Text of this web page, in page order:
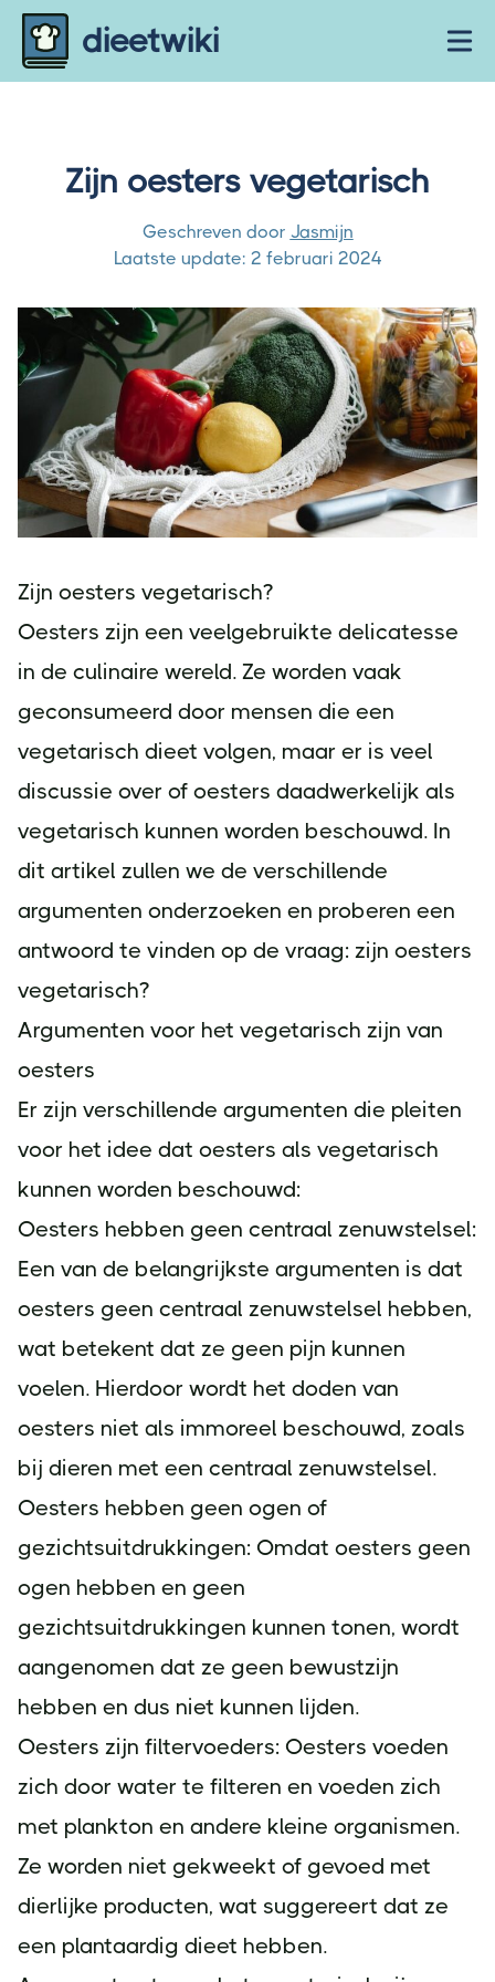
Skip to content
dieetwiki
Zijn oesters vegetarisch
Geschreven door Jasmijn
Laatste update: 2 februari 2024
Zijn oesters vegetarisch?
Oesters zijn een veelgebruikte delicatesse
in de culinaire wereld. Ze worden vaak
geconsumeerd door mensen die een
vegetarisch dieet volgen, maar er is veel
discussie over of oesters daadwerkelijk als
vegetarisch kunnen worden beschouwd. In
dit artikel zullen we de verschillende
argumenten onderzoeken en proberen een
antwoord te vinden op de vraag: zijn oesters
vegetarisch?
Argumenten voor het vegetarisch zijn van
oesters
Er zijn verschillende argumenten die pleiten
voor het idee dat oesters als vegetarisch
kunnen worden beschouwd:
Oesters hebben geen centraal zenuwstelsel:
Een van de belangrijkste argumenten is dat
oesters geen centraal zenuwstelsel hebben,
wat betekent dat ze geen pijn kunnen
voelen. Hierdoor wordt het doden van
oesters niet als immoreel beschouwd, zoals
bij dieren met een centraal zenuwstelsel.
Oesters hebben geen ogen of
gezichtsuitdrukkingen: Omdat oesters geen
ogen hebben en geen
gezichtsuitdrukkingen kunnen tonen, wordt
aangenomen dat ze geen bewustzijn
hebben en dus niet kunnen lijden.
Oesters zijn filtervoeders: Oesters voeden
zich door water te filteren en voeden zich
met plankton en andere kleine organismen.
Ze worden niet gekweekt of gevoed met
dierlijke producten, wat suggereert dat ze
een plantaardig dieet hebben.